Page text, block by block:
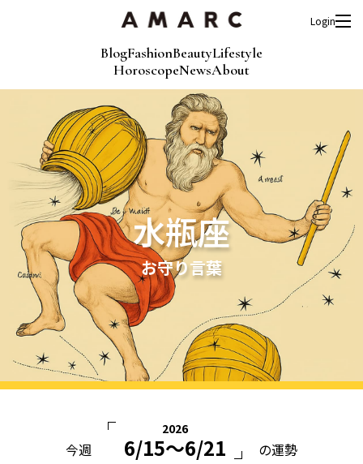
BlogFashionBeautyLifestyle
HoroscopeNewsAbout
Login
水瓶座
お守り言葉
今週
2026
6/15〜6/21 の運勢